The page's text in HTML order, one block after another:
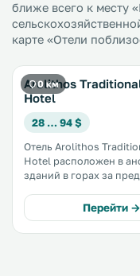
ближе всего к месту
карте «Отели
0 км
Arolithos
Hotel
28 … 94 $
Отель Arolithos
Hotel расположен в
зданий в горах за
построен в конце 80-х
Дизайн отеля был
разработан, чтобы
Перейти →